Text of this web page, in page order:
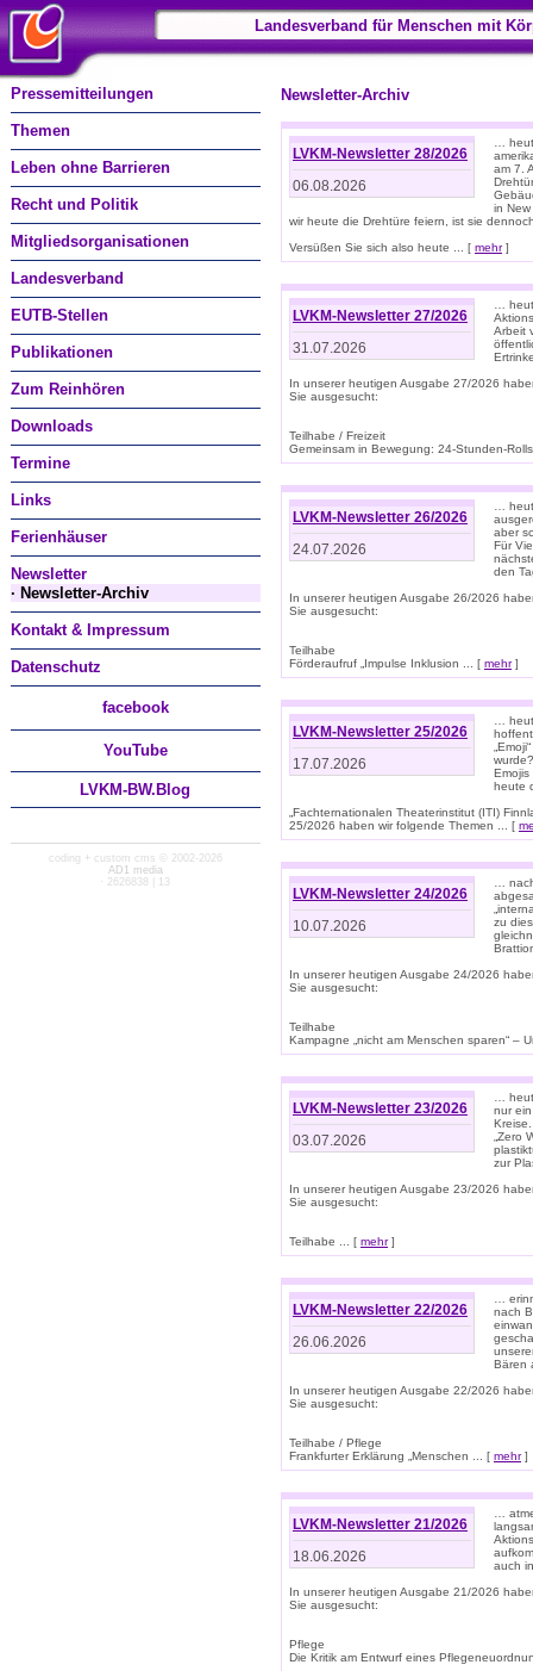
Landesverband für Menschen mit
Pressemitteilungen
Themen
Leben ohne Barrieren
Recht und Politik
Mitgliedsorganisationen
Landesverband
EUTB-Stellen
Publikationen
Zum Reinhören
Downloads
Termine
Links
Ferienhäuser
Newsletter
· Newsletter-Archiv
Kontakt & Impressum
Datenschutz
facebook
YouTube
LVKM-BW.Blog
coding + custom cms © 2002-2026
AD1 media
· 2626838 | 13
Newsletter-Archiv
LVKM-Newsletter 28/2026
06.08.2026
…
am 7.
in
wir heute die Drehtüre feiern, ist sie
Versüßen Sie sich also heute ... [ mehr]
LVKM-Newsletter 27/2026
31.07.2026
…
Arbeit
In unserer heutigen Ausgabe 27/2026
Sie ausgesucht:
Teilhabe / Freizeit
Gemeinsam in Bewegung: 24-Stunden-
LVKM-Newsletter 26/2026
24.07.2026
…
aber
Für
den
In unserer heutigen Ausgabe 26/2026
Sie ausgesucht:
Teilhabe
Förderaufruf „Impulse Inklusion ... [ mehr]
LVKM-Newsletter 25/2026
17.07.2026
…
Emojis
heute
„Fachternationalen Theaterinstitut (ITI)
25/2026 haben wir folgende Themen ... [
LVKM-Newsletter 24/2026
10.07.2026
…
zu
In unserer heutigen Ausgabe 24/2026
Sie ausgesucht:
Teilhabe
Kampagne „nicht am Menschen sparen“ –
LVKM-Newsletter 23/2026
03.07.2026
…
nur
„Zero
zur
In unserer heutigen Ausgabe 23/2026
Sie ausgesucht:
Teilhabe ... [ mehr]
LVKM-Newsletter 22/2026
26.06.2026
…
nach
Bären
In unserer heutigen Ausgabe 22/2026
Sie ausgesucht:
Teilhabe / Pflege
Frankfurter Erklärung „Menschen ... [ mehr]
LVKM-Newsletter 21/2026
18.06.2026
…
auch
In unserer heutigen Ausgabe 21/2026
Sie ausgesucht:
Pflege
Die Kritik am Entwurf eines